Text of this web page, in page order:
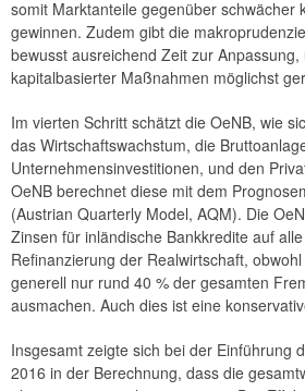
somit Marktanteile gegenüber schwächer
gewinnen. Zudem gibt die
bewusst ausreichend Zeit zur
kapitalbasierter Maßnahmen möglichst
Im vierten Schritt schätzt die OeNB, wie
das Wirtschaftswachstum, die
Unternehmensinvestitionen, und den
OeNB berechnet diese mit dem
(Austrian Quarterly Model, AQM). Die
Zinsen für inländische Bankkredite auf
Refinanzierung der Realwirtschaft,
generell nur rund 40 % der gesamten
ausmachen. Auch dies ist eine
Insgesamt zeigte sich bei der Einführung
2016 in der Berechnung, dass die